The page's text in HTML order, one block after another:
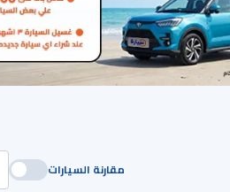
مقارنة السيارات